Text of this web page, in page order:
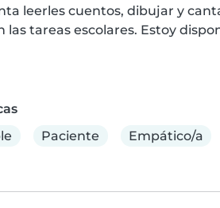
leerles cuentos, dibujar y
las tareas escolares. Estoy
Paciente Empático/a